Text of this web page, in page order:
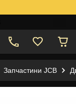
Запчастини JCB